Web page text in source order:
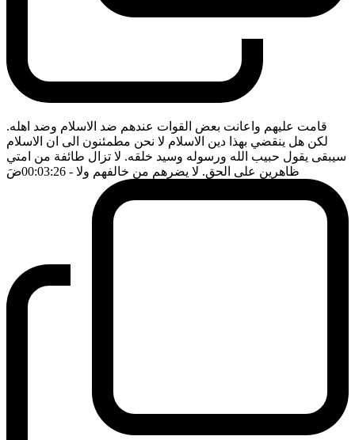
قامت عليهم واعانت بعض القوات عندهم ضد الاسلام وضد اهله.
لكن هل ينقضي بهذا دين الاسلام لا نحن مطمئنون الى ان الاسلام
سيبقى يقول حبيب الله ورسوله وسيد خلقه. لا تزال طائفة من امتي
ظاهرين على الحق. لا يضرهم من خالفهم ولا - 00:03:26 ضَ